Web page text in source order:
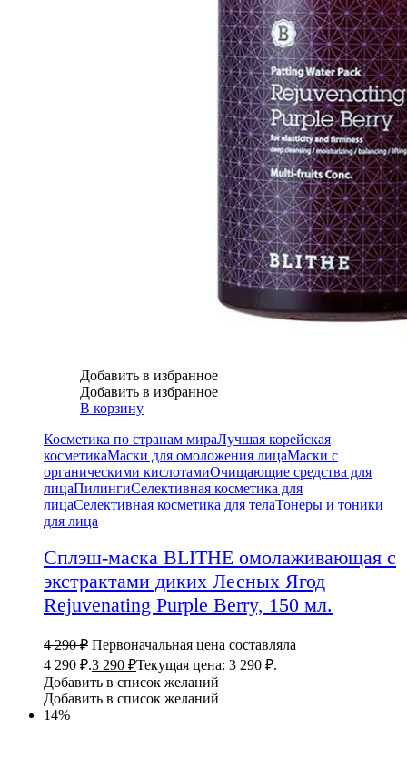
Добавить в избранное
Добавить в избранное
В корзину
Косметика по странам мираЛучшая корейская
косметикаМаски для омоложения лицаМаски с
органическими кислотамиОчищающие средства для
лицаПилингиСелективная косметика для
лицаСелективная косметика для телаТонеры и тоники
для лица
Сплэш-маска BLITHE омолаживающая с
экстрактами диких Лесных Ягод
Rejuvenating Purple Berry, 150 мл.
4 290₽ Первоначальная цена составляла
4 290 ₽.3 290 ₽Текущая цена: 3 290 ₽.
Добавить в список желаний
Добавить в список желаний
14%